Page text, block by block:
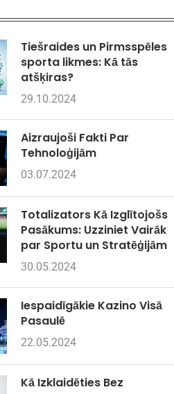
Tiešraides un Pirmsspēles
sporta likmes: Kā tās
atšķiras?
29.10.2024
Aizraujoši Fakti Par
Tehnoloģijām
03.07.2024
Totalizators Kā Izglītojošs
Pasākums: Uzziniet Vairāk
par Sportu un Stratēģijām
30.05.2024
Iespaidīgākie Kazino Visā
Pasaulē
22.05.2024
Kā Izklaidēties Bez